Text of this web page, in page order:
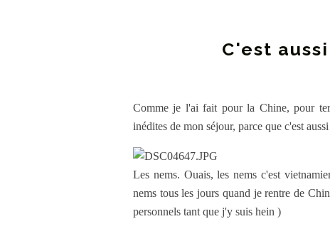
C'est
Comme je l'ai fait pour la Chine, pour
inédites de mon séjour, parce que c'est
Les nems. Ouais, les nems c'est
nems tous les jours quand je rentre de
personnels tant que j'y suis hein )